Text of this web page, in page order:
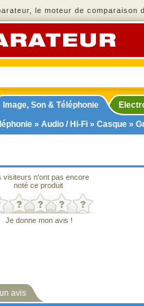
le moteur de comparaison
Image, Son & Téléphonie
» Audio / Hi-Fi » Casque »
visiteurs n'ont pas encore
noté ce produit
Je donne mon avis !
avis